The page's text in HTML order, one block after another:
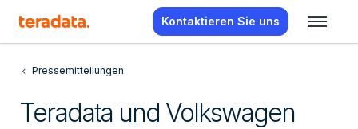
Kontaktieren Sie uns
Pressemitteilungen
Teradata und Volkswagen